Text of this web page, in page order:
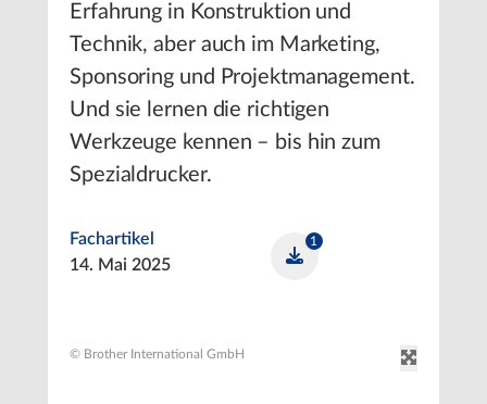
Erfahrung in Konstruktion und
Technik, aber auch im Marketing,
Sponsoring und Projektmanagement.
Und sie lernen die richtigen
Werkzeuge kennen – bis hin zum
Spezialdrucker.
Fachartikel
14. Mai 2025
1
© Brother International GmbH